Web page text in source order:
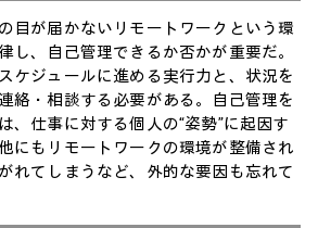
目が届かないリモートワークという環
し、自己管理できるか否かが重要だ。
ケジュールに進める実行力と、状況を
絡・相談する必要がある。自己管理を
、仕事に対する個人の“姿勢”に起因す
にもリモートワークの環境が整備され
れてしまうなど、外的な要因も忘れて